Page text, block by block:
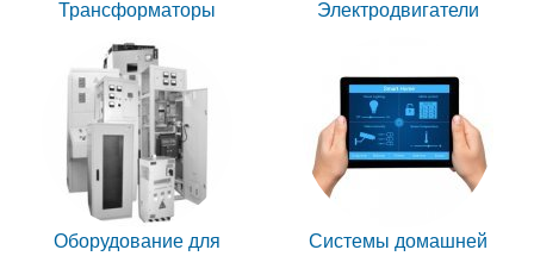
Трансформаторы Электродвигатели
Оборудование для
Системы домашней